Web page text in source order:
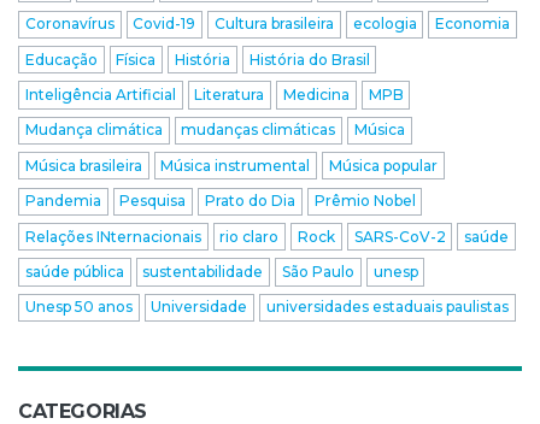
Coronavírus
Covid-19 Cultura brasileira ecologia
Economia
Educação
Física História
História do Brasil
Inteligência Artificial
Literatura Medicina
MPB
Mudança climática
mudanças climáticas
Música
Música brasileira
Música instrumental
Música popular
Pandemia
Pesquisa Prato do Dia
Prêmio Nobel
Relações INternacionais
rio claro Rock SARS-CoV-2
saúde
saúde pública
sustentabilidade São Paulo
unesp
Unesp 50 anos
Universidade universidades estaduais paulistas
CATEGORIAS